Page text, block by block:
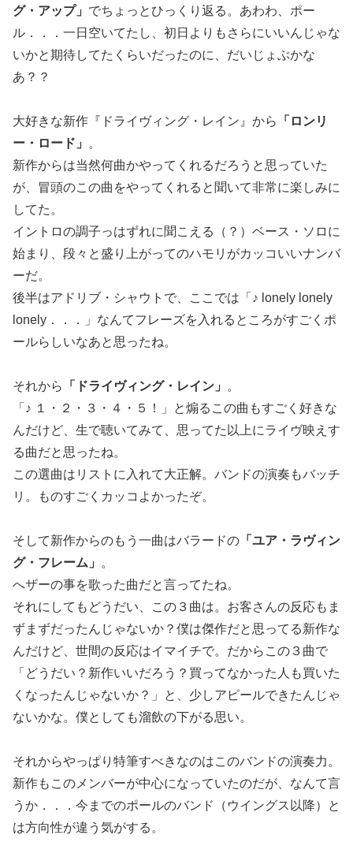
グ・アップ」 でちょっとひっくり返る。あわわ、ポー
ル．．．一日空いてたし、初日よりもさらにいいんじゃな
いかと期待してたくらいだったのに、だいじょぶかな
あ？？
大好きな新作『ドライヴィング・レイン』から
「ロンリ
ー・ロード」 。
新作からは当然何曲かやってくれるだろうと思っていた
が、冒頭のこの曲をやってくれると聞いて非常に楽しみに
してた。
イントロの調子っはずれに聞こえる（？）ベース・ソロに
始まり、段々と盛り上がってのハモリがカッコいいナンバ
ーだ。
後半はアドリブ・シャウトで、ここでは「♪ lonely lonely
lonely．．．」なんてフレーズを入れるところがすごくポ
ールらしいなあと思ったね。
それから 「ドライヴィング・レイン」 。
「♪ １・２・３・４・５！」と煽るこの曲もすごく好きな
んだけど、生で聴いてみて、思ってた以上にライヴ映えす
る曲だと思ったね。
この選曲はリストに入れて大正解。バンドの演奏もバッチ
リ。ものすごくカッコよかったぞ。
そして新作からのもう一曲はバラードの 「ユア・ラヴィン
グ・フレーム」 。
へザーの事を歌った曲だと言ってたね。
それにしてもどうだい、この３曲は。お客さんの反応もま
ずまずだったんじゃないか？僕は傑作だと思ってる新作な
んだけど、世間の反応はイマイチで。だからこの３曲で
「どうだい？新作いいだろう？買ってなかった人も買いた
くなったんじゃないか？」と、少しアピールできたんじゃ
ないかな。僕としても溜飲の下がる思い。
それからやっぱり特筆すべきなのはこのバンドの演奏力。
新作もこのメンバーが中心になっていたのだが、なんて言
うか．．．今までのポールのバンド（ウイングス以降）と
は方向性が違う気がする。